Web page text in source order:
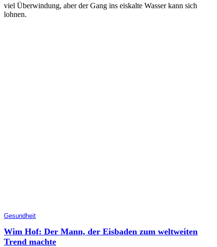
viel Überwindung, aber der Gang ins eiskalte Wasser kann sich
lohnen.
Gesundheit
Wim Hof: Der Mann, der Eisbaden zum weltweiten
Trend machte